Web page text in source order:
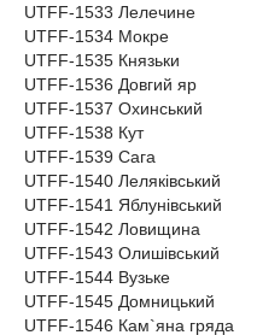
UTFF-1533 Лелечине
UTFF-1534 Мокре
UTFF-1535 Князьки
UTFF-1536 Довгий яр
UTFF-1537 Охинський
UTFF-1538 Кут
UTFF-1539 Сага
UTFF-1540 Леляківський
UTFF-1541 Яблунівський
UTFF-1542 Ловищина
UTFF-1543 Олишівський
UTFF-1544 Вузьке
UTFF-1545 Домницький
UTFF-1546 Кам`яна гряда